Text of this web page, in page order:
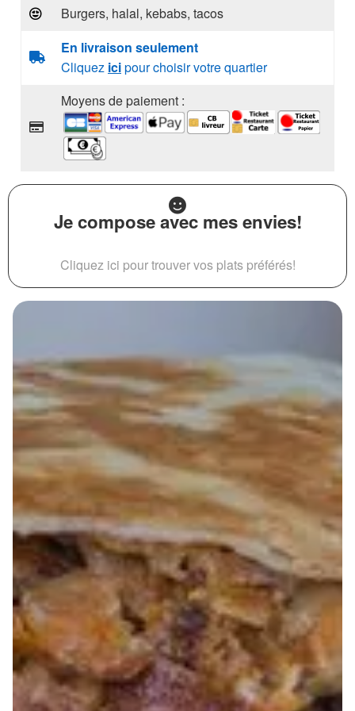
Burgers, halal, kebabs, tacos
En livraison seulement
Cliquez icipour choisir votre quartier
Moyens de paiement :
Je compose avec mes envies!
Cliquez ici pour trouver vos plats préférés!